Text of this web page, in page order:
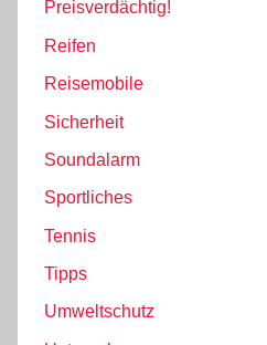
Preisverdächtig!
Reifen
Reisemobile
Sicherheit
Soundalarm
Sportliches
Tennis
Tipps
Umweltschutz